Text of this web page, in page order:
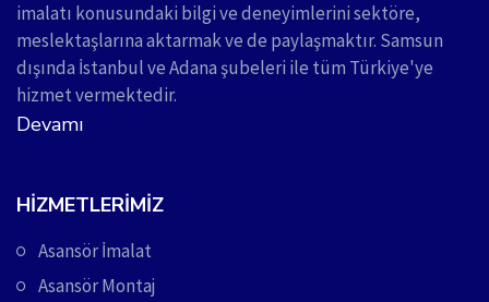
imalatı konusundaki bilgi ve deneyimlerini sektöre,
meslektaşlarına aktarmak ve de paylaşmaktır. Samsun
dışında İstanbul ve Adana şubeleri ile tüm Türkiye'ye
hizmet vermektedir.
Devamı
HIZMETLERIMIZ
Asansör İmalat
Asansör Montaj